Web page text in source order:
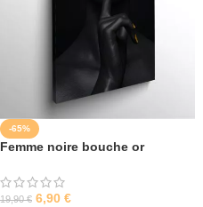
-65%
Femme noire bouche or
19,90€ 6,90 €